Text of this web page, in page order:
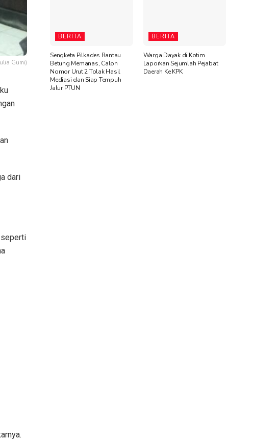
Gumi)
dari
seperti
BERITA
Sengketa Pilkades Rantau
Betung Memanas, Calon
Nomor Urut 2 Tolak Hasil
Mediasi dan Siap Tempuh
Jalur PTUN
BERITA
Warga Dayak di Kotim
Laporkan Sejumlah Pejabat
Daerah Ke KPK